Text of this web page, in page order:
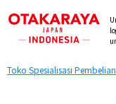
Toko Spesialisasi